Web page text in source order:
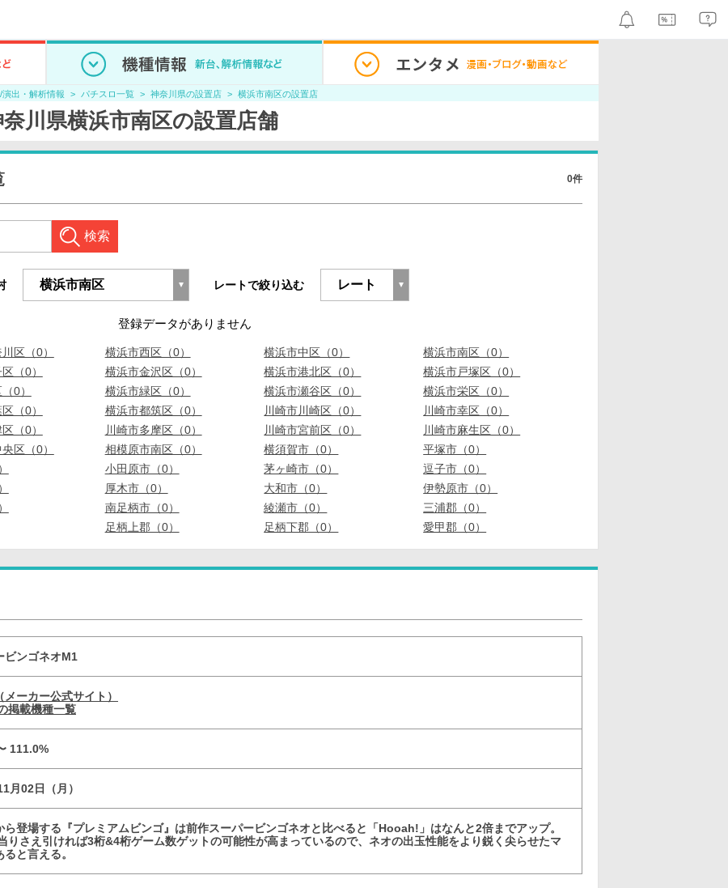
出・解析情報 パチスロ一覧 神奈川県の設置店 横浜市南区の設置店
川県横浜市南区の設置店舗
0件
検索
レートで絞り込む
登録データがありません
区（0） 横浜市西区（0） 横浜市中区（0）
横浜市南区（0）
（0） 横浜市金沢区（0） 横浜市港北区（0）
横浜市戸塚区（0）
0） 横浜市緑区（0） 横浜市瀬谷区（0）
横浜市栄区（0）
（0） 横浜市都筑区（0） 川崎市川崎区（0）
川崎市幸区（0）
（0） 川崎市多摩区（0） 川崎市宮前区（0）
川崎市麻生区（0）
区（0） 相模原市南区（0） 横須賀市（0）
平塚市（0）
小田原市（0） 茅ヶ崎市（0）
逗子市（0）
厚木市（0） 大和市（0）
伊勢原市（0）
南足柄市（0） 綾瀬市（0）
三浦郡（0）
足柄上郡（0） 足柄下郡（0） 愛甲郡（0）
ビンゴネオM1
メーカー公式サイト）
掲載機種一覧
111.0%
月02日（月）
ら登場する『プレミアムビンゴ』は前作スーパービンゴネオと比べると「Hooah!」はなんと2倍までアップ。
りさえ引ければ3桁&4桁ゲーム数ゲットの可能性が高まっているので、ネオの出玉性能をより鋭く尖らせたマ
と言える。